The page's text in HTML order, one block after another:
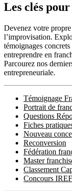
Les clés
Devenez votre
l’improvisation.
témoignages
entreprendre en
Parcourez nos
entrepreneuriale.
Témoignage
Portrait de
Questions
Fiches
Nouveau
Reconversion
Fédération
Master
Classement
Concours IREF